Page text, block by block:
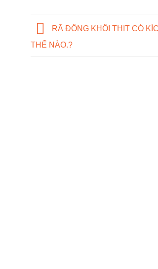
RÃ ĐÔNG KHỐI THỊT CÓ
THẾ NÀO.?